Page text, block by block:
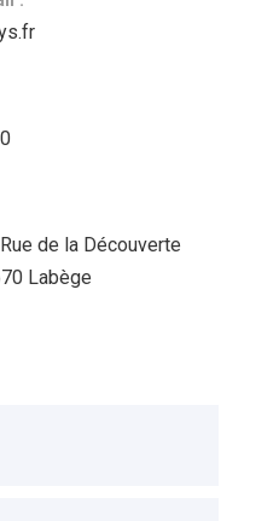
de la Découverte
Labège